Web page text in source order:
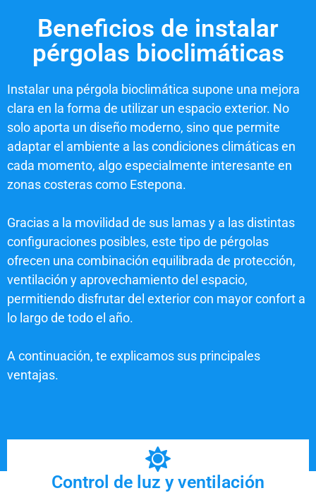
Beneficios de instalar
pérgolas bioclimáticas
Instalar una pérgola bioclimática supone una mejora
clara en la forma de utilizar un espacio exterior. No
solo aporta un diseño moderno, sino que permite
adaptar el ambiente a las condiciones climáticas en
cada momento, algo especialmente interesante en
zonas costeras como Estepona.
Gracias a la movilidad de sus lamas y a las distintas
configuraciones posibles, este tipo de pérgolas
ofrecen una combinación equilibrada de protección,
ventilación y aprovechamiento del espacio,
permitiendo disfrutar del exterior con mayor confort a
lo largo de todo el año.
A continuación, te explicamos sus principales
ventajas.
Control de luz y ventilación